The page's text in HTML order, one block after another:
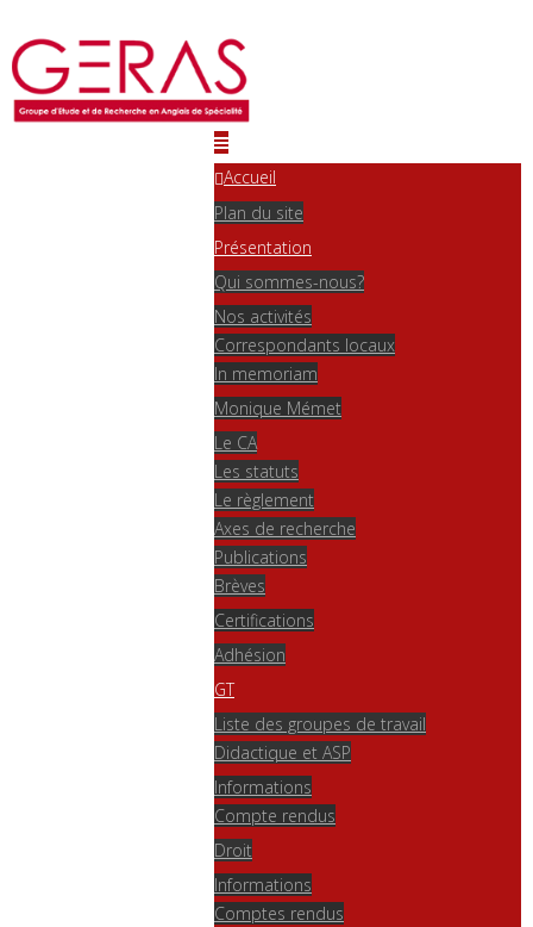
Accueil
Plan du site
Présentation
Qui sommes-nous?
Nos activités
Correspondants locaux
In memoriam
Monique Mémet
Le CA
Les statuts
Le règlement
Axes de recherche
Publications
Brèves
Certifications
Adhésion
GT
Liste des groupes de travail
Didactique et ASP
Informations
Compte rendus
Droit
Informations
Comptes rendus